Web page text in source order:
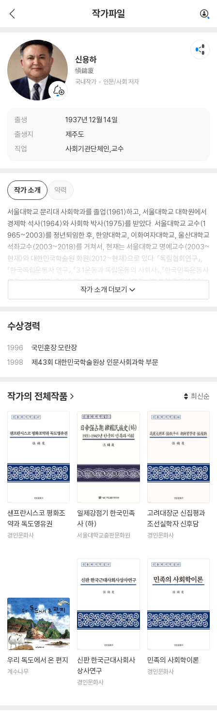
작가파일
신용하
愼鏞廈
국내작가
인문/사회 저자
출생
1937년 12월 14일
출생지
제주도
직업
사회기관단체인,교수
인문/사회 저자
작가 소개 약력
서울대학교 문리대 사회학과를 졸업(1961)하고, 서울대학교 대학원에서
경제학 석사(1964)와 사회학 박사(1975)를 받았다. 서울대학교 교수(1
965~2003)를 정년퇴임한 후, 한양대학교, 이화여자대학교, 울산대학교
석좌교수(2003~2018)를 거쳐서, 현재는 서울대학교 명예교수(2003~
현재)와 대한민국학술원 회원(2012~현재)으로 있다. 『독립협회연구』,
『한국독립운동사 연구』,『3.1운동과 독립운동의 사회사』,『한국민족운동사
연구』,『신간회의 독립운동』,『한국근대사회사연구』,『한국의 독도영유권
연구』,『고조선 국가형성의 사회사』,『한국민족의 기원과 형성』,『고조선문
작가 소개 더보기
수상경력
1996
국민훈장 모란장
1998
제43회 대한민국학술원상 인문사회과학 부문
작가의 전체작품 최신순
샌프란시스코 평화조
약과 독도영유권
경인문화사
일제강점기 한국민족
사 (하)
서울대학교출판문화원
고려대장군 신집평과
조선실학자 신후담
경인문화사
우리 독도에서 온 편지
계수나무
신판 한국근대사회사
상사연구
경인문화사
민족의 사회학이론
경인문화사